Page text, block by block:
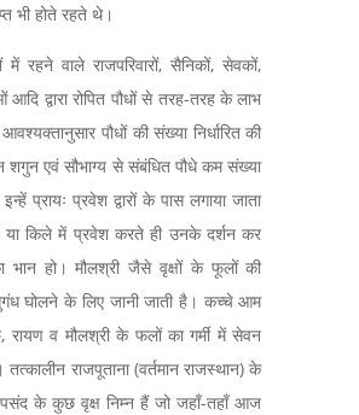
भी होते रहते थे।
रहने वाले राजपरिवारों, सैनिकों, सेवकों,
आदि द्वारा रोपित पौधों से तरह-तरह के लाभ
पौधों की संख्या निर्धारित की
शगुन एवं सौभाग्य से संबंधित पौधे कम संख्या
प्रायः प्रवेश द्वारों के पास लगाया जाता
या किले में प्रवेश करते ही उनके दर्शन कर
हो। मौलश्री जैसे वृक्षों के फूलों की
घोलने के लिए जानी जाती है। कच्चे आम
रायण व मौलश्री के फलों का गर्मी में सेवन
राजपूताना (वर्तमान राजस्थान) के
पसंद के कुछ वृक्ष निम्न हैं जो जहाँ-तहाँ आज